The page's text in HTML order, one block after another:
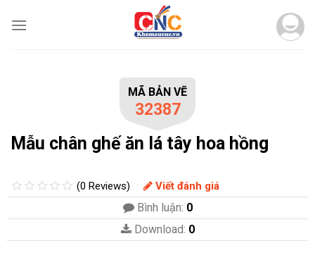
MÃ BẢN VẼ
32387
Mẫu chân ghế ăn lá tây hoa hồng
(0 Reviews) Viết đánh giá
Bình luận: 0
Download: 0